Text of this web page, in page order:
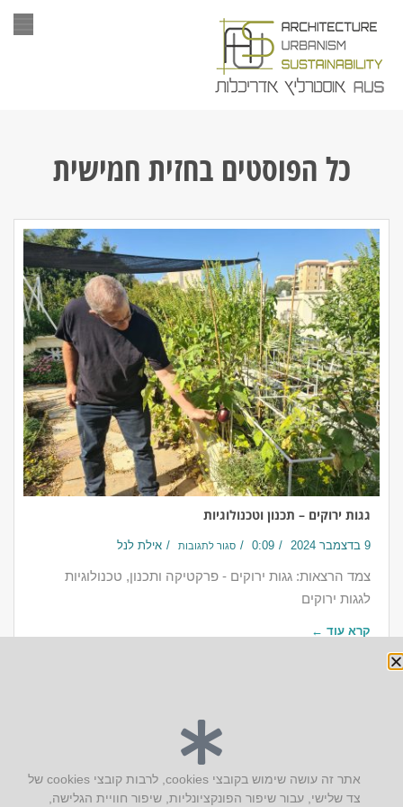
כל הפוסטים בחזית חמישית
גגות ירוקים – תכנון וטכנולוגיות
9 בדצמבר 2024 0:09 סגור לתגובות אילת לנל
צמד הרצאות: גגות ירוקים - פרקטיקה ותכנון, טכנולוגיות
לגגות ירוקים
קרא עוד ←
אתר זה עושה שימוש בקובצי cookies, לרבות קובצי cookies של
צד שלישי, עבור שיפור הפונקציונליות, שיפור חוויית הגלישה,